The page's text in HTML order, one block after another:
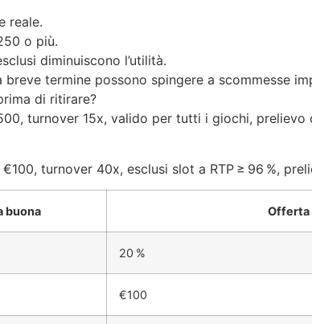
reale.
o più.
diminuiscono l’utilità.
termine possono spingere a scommesse
di ritirare?
turnover 15x, valido per tutti i giochi,
turnover 40x, esclusi slot a RTP ≥ 96 %,
buona Offerta
20 %
€100